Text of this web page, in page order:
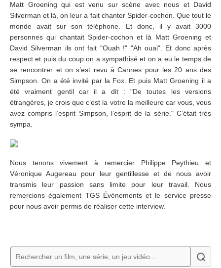
Matt Groening qui est venu sur scène avec nous et David
Silverman et là, on leur a fait chanter Spider-cochon. Que tout le
monde avait sur son téléphone. Et donc, il y avait 3000
personnes qui chantait Spider-cochon et là Matt Groening et
David Silverman ils ont fait "Ouah !" "Ah ouai". Et donc après
respect et puis du coup on a sympathisé et on a eu le temps de
se rencontrer et on s’est revu à Cannes pour les 20 ans des
Simpson. On a été invité par la Fox. Et puis Matt Groening il a
été vraiment gentil car il a dit : "De toutes les versions
étrangères, je crois que c’est la votre la meilleure car vous, vous
avez compris l’esprit Simpson, l’esprit de la série." C’était très
sympa.
Nous tenons vivement à remercier Philippe Peythieu et
Véronique Augereau pour leur gentillesse et de nous avoir
transmis leur passion sans limite pour leur travail. Nous
remercions également TGS Événements et le service presse
pour nous avoir permis de réaliser cette interview.